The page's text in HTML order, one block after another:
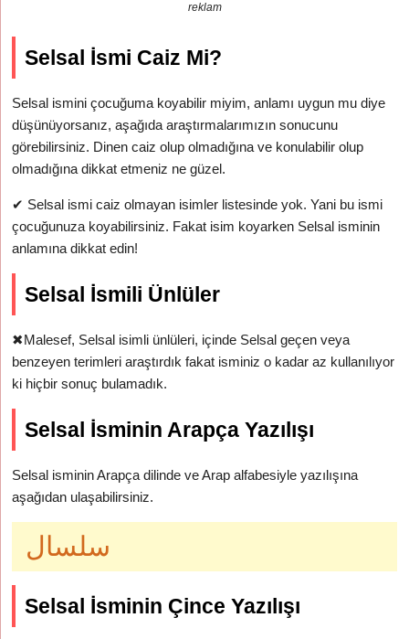
reklam
Selsal İsmi Caiz Mi?
Selsal ismini çocuğuma koyabilir miyim, anlamı uygun mu diye
düşünüyorsanız, aşağıda araştırmalarımızın sonucunu
görebilirsiniz. Dinen caiz olup olmadığına ve konulabilir olup
olmadığına dikkat etmeniz ne güzel.
✔ Selsal ismi caiz olmayan isimler listesinde yok. Yani bu ismi
çocuğunuza koyabilirsiniz. Fakat isim koyarken Selsal isminin
anlamına dikkat edin!
Selsal İsmili Ünlüler
✖Malesef, Selsal isimli ünlüleri, içinde Selsal geçen veya
benzeyen terimleri araştırdık fakat isminiz o kadar az kullanılıyor
ki hiçbir sonuç bulamadık.
Selsal İsminin Arapça Yazılışı
Selsal isminin Arapça dilinde ve Arap alfabesiyle yazılışına
aşağıdan ulaşabilirsiniz.
سلسال
Selsal İsminin Çince Yazılışı